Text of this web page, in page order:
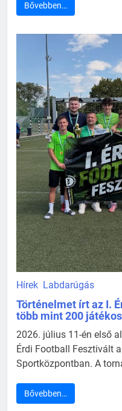
Bővebben…
Hírek Labdarúgás
Történelmet írt az I.
több mint 200
2026. július 11-én első
Érdi Football Fesztivált
Sportközpontban. A
Bővebben…